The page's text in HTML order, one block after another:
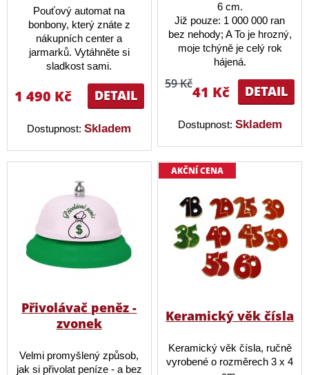
Pouťový automat na
bonbony, který znáte z
nákupních center a
jarmarků. Vytáhněte si
sladkost sami.
DETAIL
1 490 Kč
Dostupnost:Skladem
6 cm.
Již pouze: 1 000 000 ran
bez nehody; A To je hrozný,
moje tchýně je celý rok
hájená.
DETAIL
59 Kč41 Kč
Dostupnost: Skladem
Přivolávač peněz -
zvonek
Velmi promyšlený způsob,
jak si přivolat peníze - a bez
AKČNÍ CENA
Keramický věk čísla
Keramický věk čísla, ručně
vyrobené o rozměrech 3 x 4